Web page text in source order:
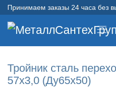
Принимаем заказы 24 часа без
Тройник сталь
57х3,0 (Ду65х50)